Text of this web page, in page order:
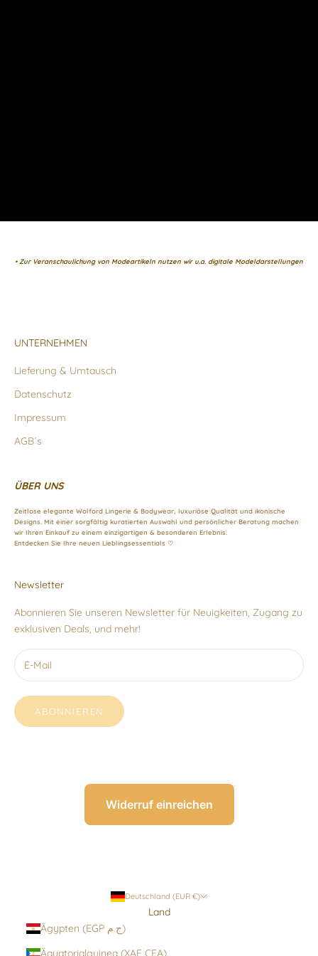
• Zur Veranschaulichung von Modeartikeln nutzen wir u.a. digitale Modeldarstellungen
UNTERNEHMEN
Lieferung & Umtausch
Datenschutz
Impressum
AGB´s
ÜBER UNS
Zeitlose elegante Wolford Lingerie & Bodywear, luxuriöse Qualität und ikonische
Designs. Mit einer sorgfältig kuratierten Auswahl und persönlicher Beratung machen
wir Ihren Einkauf zu einem einzigartigen & besonderen Erlebnis.
Entdecken Sie Ihre neuen Lieblingsessentials ♡
Newsletter
Abonnieren Sie unseren Newsletter für Neuigkeiten, Zugang zu
exklusiven Deals, und mehr!
ABONNIEREN
Widerruf einreichen
Deutschland (EUR €)
Land
Ägypten (EGP ج.م)
Äquatorialguinea (XAF CFA)